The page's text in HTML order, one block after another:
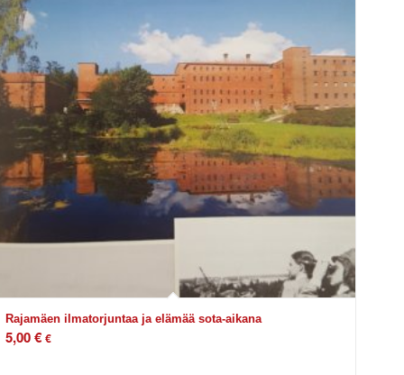
Rajamäen ilmatorjuntaa ja elämää sota-aikana
5,00€ €